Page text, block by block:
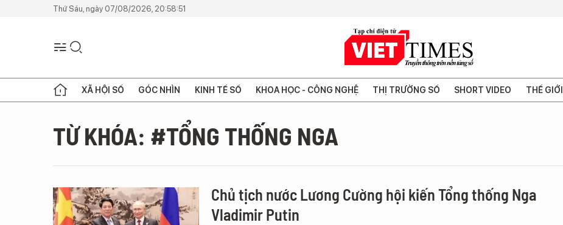
Thứ Sáu, ngày 07/08/2026, 20:58:51
XÃ HỘI SỐ GÓC NHÌN KINH TẾ SỐ KHOA HỌC - CÔNG NGHỆ THỊ TRƯỜNG SỐ SHORT VIDEO THẾ GIỚI
TỪ KHÓA: #TỔNG THỐNG NGA
Chủ tịch nước Lương Cường hội kiến Tổng thống Nga
Vladimir Putin